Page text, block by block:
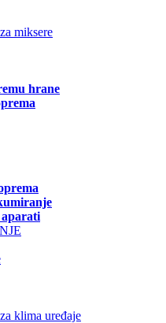
miksere
hrane
klima uređaje